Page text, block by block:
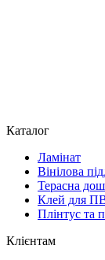
Каталог
Ламінат
Вінілова
Терасна
Клей для
Плінтус та
Клієнтам